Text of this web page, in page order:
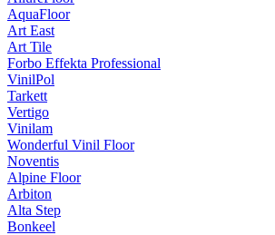
AquaFloor
Art East
Art Tile
Forbo Effekta Professional
VinilPol
Tarkett
Vertigo
Vinilam
Wonderful Vinil Floor
Noventis
Alpine Floor
Arbiton
Alta Step
Bonkeel